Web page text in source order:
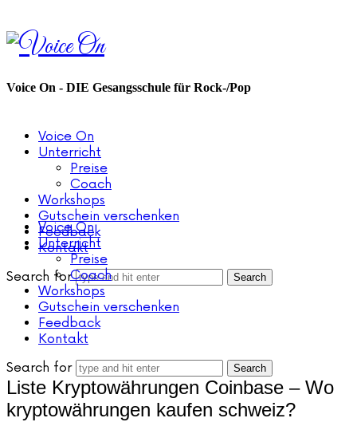
Voice
On
Voice On - DIE Gesangsschule für Rock-/Pop
Voice On
Unterricht
Preise
Coach
Workshops
Gutschein verschenken
Feedback
Kontakt
Search for
Voice On
Unterricht
Preise
Coach
Workshops
Gutschein verschenken
Feedback
Kontakt
Search for
Liste Kryptowährungen Coinbase – Wo
kryptowährungen kaufen schweiz?